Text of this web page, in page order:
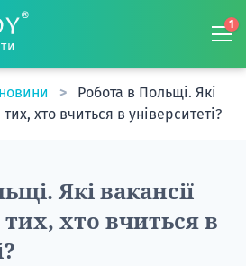
1
новини
Робота в Польщі. Які
тих, хто вчиться в університеті?
Які вакансії
тих, хто вчиться в